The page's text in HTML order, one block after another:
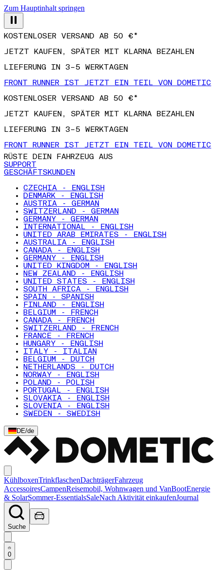
Zum Hauptinhalt springen
KOSTENLOSER VERSAND AB 50 €*
JETZT KAUFEN, SPÄTER MIT KLARNA BEZAHLEN
LIEFERUNG IN 3–5 WERKTAGEN
FRONT RUNNER IST JETZT EIN TEIL VON DOMETIC
KOSTENLOSER VERSAND AB 50 €*
JETZT KAUFEN, SPÄTER MIT KLARNA BEZAHLEN
LIEFERUNG IN 3–5 WERKTAGEN
FRONT RUNNER IST JETZT EIN TEIL VON DOMETIC
RÜSTE DEIN FAHRZEUG AUS
SUPPORT
GESCHÄFTSKUNDEN
CZECHIA - ENGLISH
DENMARK - ENGLISH
AUSTRIA - GERMAN
SWITZERLAND - GERMAN
GERMANY - GERMAN
INTERNATIONAL - ENGLISH
UNITED ARAB EMIRATES - ENGLISH
AUSTRALIA - ENGLISH
CANADA - ENGLISH
GERMANY - ENGLISH
UNITED KINGDOM - ENGLISH
NEW ZEALAND - ENGLISH
UNITED STATES - ENGLISH
SOUTH AFRICA - ENGLISH
SPAIN - SPANISH
FINLAND - ENGLISH
BELGIUM - FRENCH
CANADA - FRENCH
SWITZERLAND - FRENCH
FRANCE - FRENCH
HUNGARY - ENGLISH
ITALY - ITALIAN
BELGIUM - DUTCH
NETHERLANDS - DUTCH
NORWAY - ENGLISH
POLAND - POLISH
PORTUGAL - ENGLISH
SLOVAKIA - ENGLISH
SLOVENIA - ENGLISH
SWEDEN - SWEDISH
DE/de
KühlboxenTrinkflaschenDachträgerFahrzeug
AccessoiresCampenReisemobil, Wohnwagen und VanBootEnergie
& SolarSommer-EssentialsSaleNach Aktivität einkaufenJournal
Suche
0